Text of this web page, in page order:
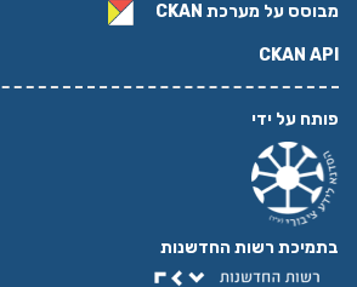
מבוסס על מערכת CKAN
CKAN API
פותח על ידי
בתמיכת רשות החדשנות